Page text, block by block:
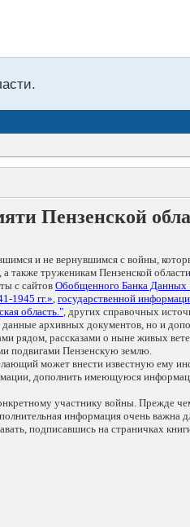
Пензенской
и не вернувшимся с войны,
также труженикам Пензенской
с сайтовОбобщенного Банка
1945 гг.», государственной
область.", других справочных
данные архивных документов, но и
рядом, рассказами о ныне живых
подвигами Пензенскую землю.
может внести известную ему
дополнить имеющуюся
участнику войны. Прежде
информация очень важна
подписавшись на страничках